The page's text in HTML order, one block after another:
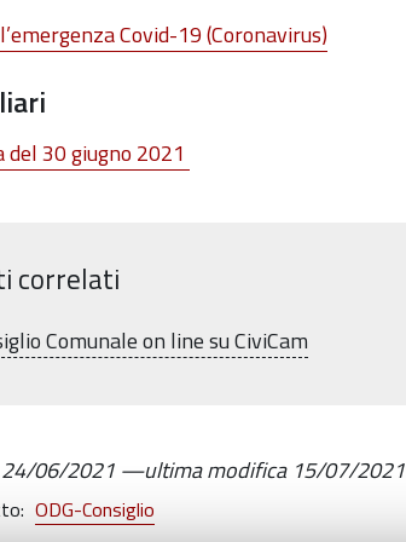
Covid-19 (Coronavirus)
del 30 giugno 2021
correlati
Comunale on line su CiviCam
24/06/2021 —ultima modifica 15/07/2021
ODG-Consiglio